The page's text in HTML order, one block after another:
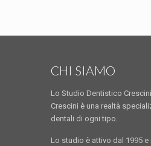
CHI SIAMO
Lo Studio Dentistico
Crescini è una realtà
dentali di ogni tipo.
Lo studio è attivo dal 1995